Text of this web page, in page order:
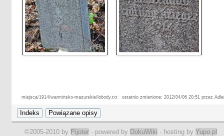
miejsca/1914/warminsko-mazurskie/lobody.txt · ostatnio zmienione: 2012/04/06 20:51 przez
©2005-2010 by Pijoter · powered by DokuWiki · hosting by Yupo.pl